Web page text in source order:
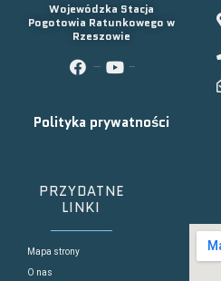
Wojewódzka Stacja
Pogotowia Ratunkowego w
Rzeszowie
Polityka prywatności
PRZYDATNE
LINKI
Mapa strony
O nas